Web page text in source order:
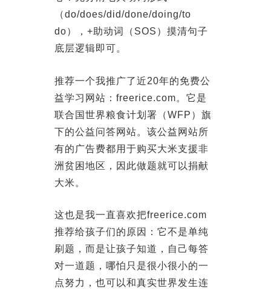
（do/does/did/done/doing/to
do），+助动词（SOS）摸清句子
底层逻辑即可。
推荐一个我推广了近20年的免费公
益学习网站：freerice.com。它是
联合国世界粮食计划署（WFP）旗
下的公益问答网站。该公益网站所
有的广告费都用于购买大米支援非
洲贫困地区，因此做题就可以捐献
大米。
这也是我一直喜欢把freerice.com
推荐给孩子们的原因：它不是单纯
刷题，而是让孩子知道，自己每答
对一道题，哪怕只是很小很小的一
点努力，也可以和真实世界发生连